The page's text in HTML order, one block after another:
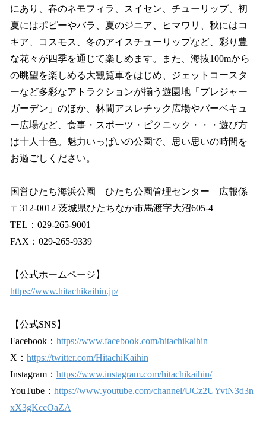
にあり、春のネモフィラ、スイセン、チューリップ、初
夏にはポピーやバラ、夏のジニア、ヒマワリ、秋にはコ
キア、コスモス、冬のアイスチューリップなど、彩り豊
な花々が四季を通じて楽しめます。また、海抜100mから
の眺望を楽しめる大観覧車をはじめ、ジェットコースタ
ーなど多彩なアトラクションが揃う遊園地「プレジャー
ガーデン」のほか、林間アスレチック広場やバーベキュ
ー広場など、食事・スポーツ・ピクニック・・・遊び方
は十人十色。魅力いっぱいの公園で、思い思いの時間を
お過ごしください。
国営ひたち海浜公園 ひたち公園管理センター 広報係
〒312-0012 茨城県ひたちなか市馬渡字大沼605-4
TEL：029-265-9001
FAX：029-265-9339
【公式ホームページ】
https://www.hitachikaihin.jp/
【公式SNS】
Facebook： https://www.facebook.com/hitachikaihin
X： https://twitter.com/HitachiKaihin
Instagram： https://www.instagram.com/hitachikaihin/
YouTube： https://www.youtube.com/channel/UCz2UYvtN3d3n
xX3gKccOaZA